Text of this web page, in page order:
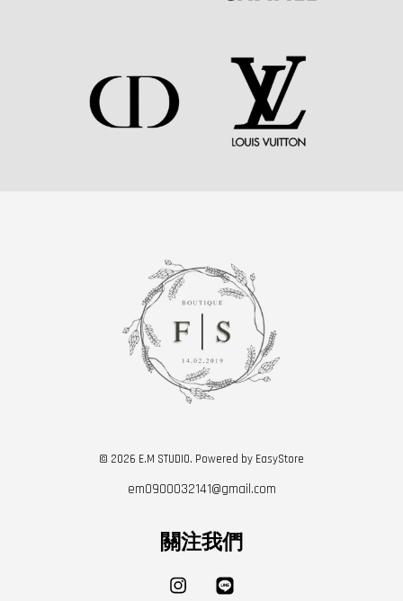
© 2026 E.M STUDIO. Powered by EasyStore
em0900032141@gmail.com
關注我們
Instagram